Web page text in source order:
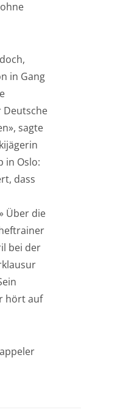
in Gang
Deutsche
sagte
in Oslo:
dass
Über die
bei der
hört auf